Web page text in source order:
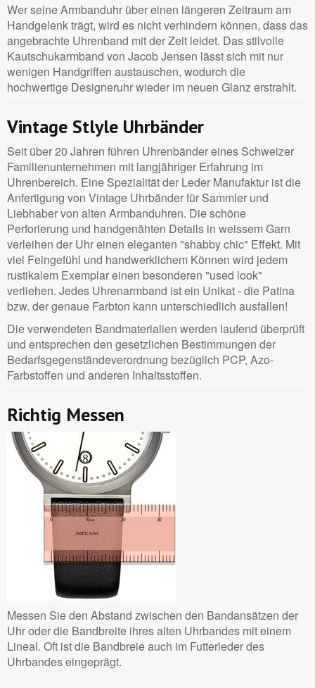
Wer seine Armbanduhr über einen längeren Zeitraum am
Handgelenk trägt, wird es nicht verhindern können, dass das
angebrachte Uhrenband mit der Zeit leidet. Das stilvolle
Kautschukarmband von Jacob Jensen lässt sich mit nur
wenigen Handgriffen austauschen, wodurch die
hochwertige Designeruhr wieder im neuen Glanz erstrahlt.
Vintage Stlyle Uhrbänder
Seit über 20 Jahren führen Uhrenbänder eines Schweizer
Familienunternehmen mit langjähriger Erfahrung im
Uhrenbereich. Eine Spezialität der Leder Manufaktur ist die
Anfertigung von Vintage Uhrbänder für Sammler und
Liebhaber von alten Armbanduhren. Die schöne
Perforierung und handgenähten Details in weissem Garn
verleihen der Uhr einen eleganten "shabby chic" Effekt. Mit
viel Feingefühl und handwerklichem Können wird jedem
rustikalem Exemplar einen besonderen "used look"
verliehen. Jedes Uhrenarmband ist ein Unikat - die Patina
bzw. der genaue Farbton kann unterschiedlich ausfallen!
Die verwendeten Bandmaterialien werden laufend überprüft
und entsprechen den gesetzlichen Bestimmungen der
Bedarfsgegenständeverordnung bezüglich PCP, Azo-
Farbstoffen und anderen Inhaltsstoffen.
Richtig Messen
Messen Sie den Abstand zwischen den Bandansätzen der
Uhr oder die Bandbreite ihres alten Uhrbandes mit einem
Lineal. Oft ist die Bandbreie auch im Futterleder des
Uhrbandes eingeprägt.